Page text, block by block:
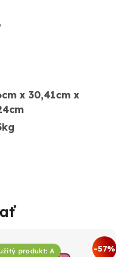
x 30,41cm x
produkt: A -57%